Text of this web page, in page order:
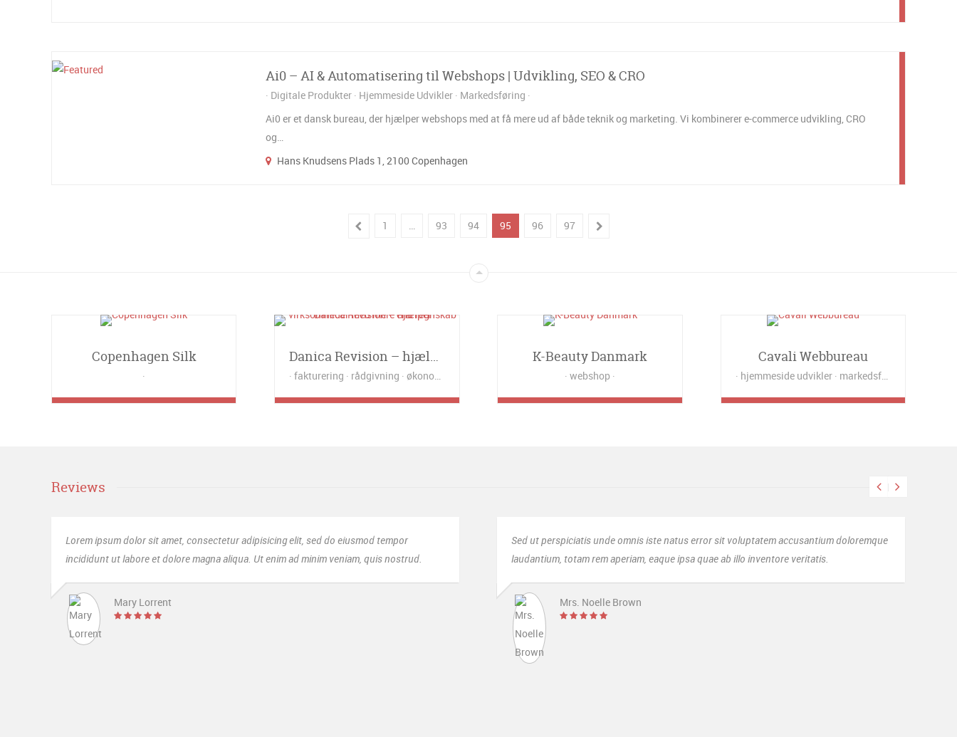
Ai0 – AI & Automatisering til Webshops | Udvikling, SEO & CRO
Digitale Produkter Hjemmeside Udvikler Markedsføring
Ai0 er et dansk bureau, der hjælper webshops med at få mere ud af både teknik og marketing. Vi kombinerer e-commerce udvikling, CRO
og…
Hans Knudsens Plads 1, 2100 Copenhagen
1 93 94 95 96 97
Copenhagen Silk Danica Revision – hjælper virksomheder med mere end regnskab
fakturering rådgivning økonomi
K-Beauty Danmark
webshop
Cavali Webbureau
hjemmeside udvikler markedsføring
Reviews
Sed ut perspiciatis unde omnis iste natus error sit voluptatem accusantium doloremque
laudantium, totam rem aperiam, eaque ipsa quae ab illo inventore veritatis.
Mrs. Noelle Brown
Hermed har jeg oprettet begge mine virksomheder på virksomhedsoplysninger.dk. Fin
service!
Mr. Javier Thomas